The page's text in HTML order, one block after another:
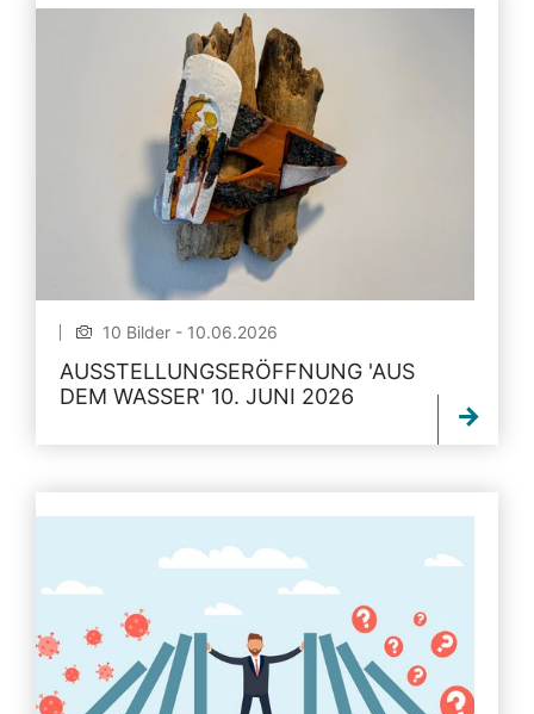
10 Bilder - 10.06.2026
AUSSTELLUNGSERÖFFNUNG 'AUS
DEM WASSER' 10. JUNI 2026